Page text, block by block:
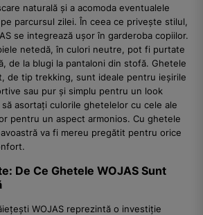
naturală și a acomoda eventualele
parcursul zilei. În ceea ce privește stilul,
se integrează ușor în garderoba copiilor.
netedă, în culori neutre, pot fi purtate
de la blugi la pantaloni din stofă. Ghetele
de tip trekking, sunt ideale pentru ieșirile
sau pur și simplu pentru un look
asortați culorile ghetelelor cu cele ale
pentru un aspect armonios. Cu ghetele
va fi mereu pregătit pentru orice
De Ce Ghetele WOJAS Sunt
WOJAS reprezintă o investiție